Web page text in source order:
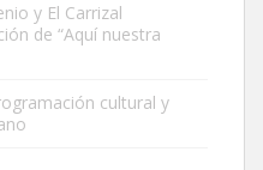
y El Carrizal
de “Aquí nuestra
cultural y